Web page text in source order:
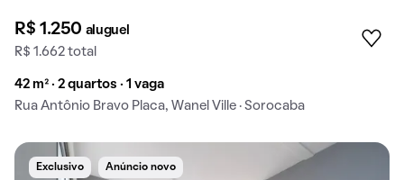
R$ 1.250 aluguel
R$ 1.662 total
42 m² · 2 quartos · 1 vaga
Rua Antônio Bravo Placa, Wanel Ville · Sorocaba
Exclusivo Anúncio novo